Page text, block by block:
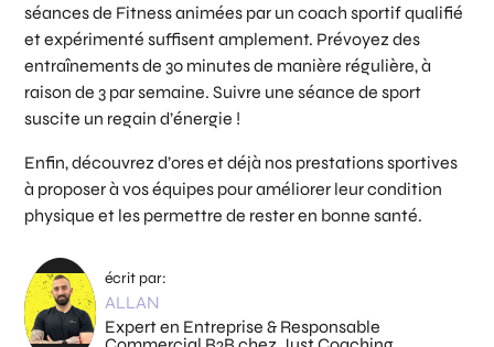
séances de Fitness animées par un coach sportif qualifié
et expérimenté suffisent amplement. Prévoyez des
entraînements de 30 minutes de manière régulière, à
raison de 3 par semaine. Suivre une séance de sport
suscite un regain d’énergie !
Enfin, découvrez d’ores et déjà nos prestations sportives
à proposer à vos équipes pour améliorer leur condition
physique et les permettre de rester en bonne santé.
écrit par:
ALLAN
Expert en Entreprise & Responsable